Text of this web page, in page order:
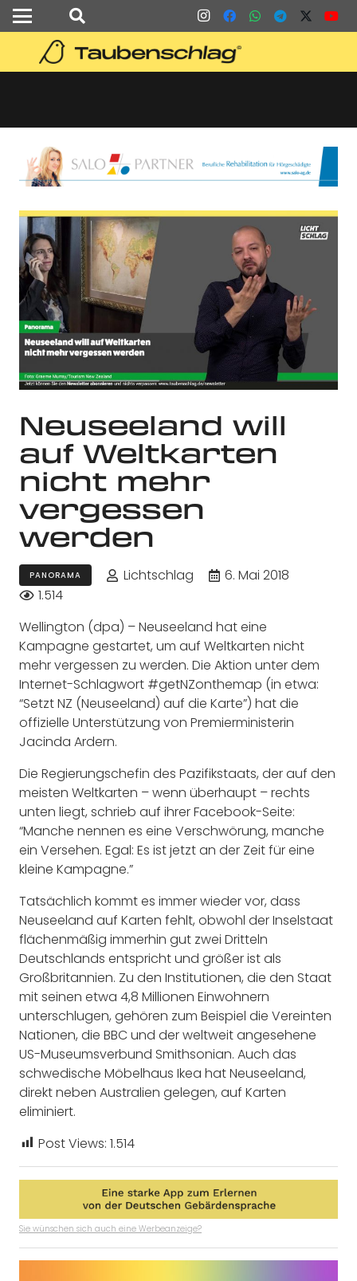
Neuseeland will
auf Weltkarten
nicht mehr
vergessen
werden
PANORAMA Lichtschlag
6. Mai 2018
1.514
Wellington (dpa) – Neuseeland hat eine
Kampagne gestartet, um auf Weltkarten nicht
mehr vergessen zu werden. Die Aktion unter dem
Internet-Schlagwort #getNZonthemap (in etwa:
“Setzt NZ (Neuseeland) auf die Karte”) hat die
offizielle Unterstützung von Premierministerin
Jacinda Ardern.
Die Regierungschefin des Pazifikstaats, der auf den
meisten Weltkarten – wenn überhaupt – rechts
unten liegt, schrieb auf ihrer Facebook-Seite:
“Manche nennen es eine Verschwörung, manche
ein Versehen. Egal: Es ist jetzt an der Zeit für eine
kleine Kampagne.”
Tatsächlich kommt es immer wieder vor, dass
Neuseeland auf Karten fehlt, obwohl der Inselstaat
flächenmäßig immerhin gut zwei Dritteln
Deutschlands entspricht und größer ist als
Großbritannien. Zu den Institutionen, die den Staat
mit seinen etwa 4,8 Millionen Einwohnern
unterschlugen, gehören zum Beispiel die Vereinten
Nationen, die BBC und der weltweit angesehene
US-Museumsverbund Smithsonian. Auch das
schwedische Möbelhaus Ikea hat Neuseeland,
direkt neben Australien gelegen, auf Karten
eliminiert.
Post Views: 1.514
Sie wünschen sich auch eine Werbeanzeige?